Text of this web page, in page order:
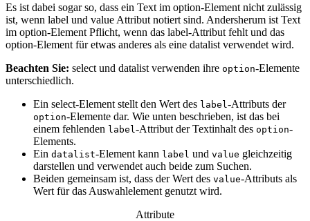
Es ist dabei sogar so, dass ein Text im option-Element nicht zulässig
ist, wenn label und value Attribut notiert sind. Andersherum ist Text
im option-Element Pflicht, wenn das label-Attribut fehlt und das
option-Element für etwas anderes als eine datalist verwendet wird.
Beachten Sie: select und datalist verwenden ihre option-Elemente
unterschiedlich.
Ein select-Element stellt den Wert des label -Attributs der
option-Elemente dar. Wie unten beschrieben, ist das bei
einem fehlenden label -Attribut der Textinhalt des option-
Elements.
Ein datalist-Element kann label und value gleichzeitig
darstellen und verwendet auch beide zum Suchen.
Beiden gemeinsam ist, dass der Wert des value-Attributs als
Wert für das Auswahlelement genutzt wird.
Attribute